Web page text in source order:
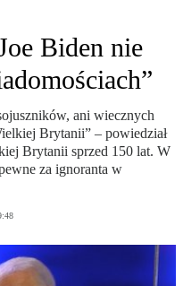
Biden nie
ani wiecznych
Brytanii” – powiedział
Brytanii sprzed 150 lat. W
za ignoranta w